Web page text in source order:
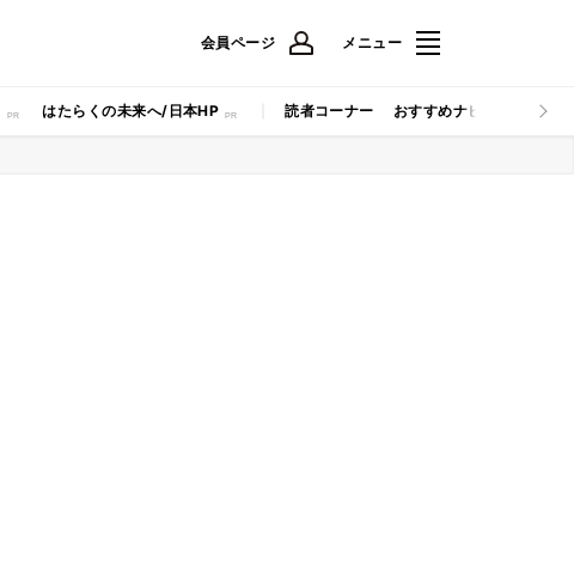
会員ページ メニュー
はたらくの未来へ/日本HP 読者コーナー おすすめナビ マイナビ